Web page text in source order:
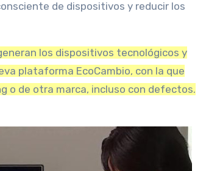
de dispositivos y reducir los
los dispositivos tecnológicos y
plataforma EcoCambio, con la que
o de otra marca, incluso con defectos.